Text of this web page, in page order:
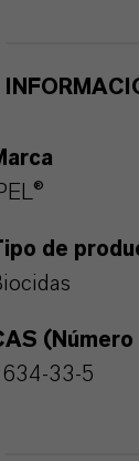
de
(Número
33-5